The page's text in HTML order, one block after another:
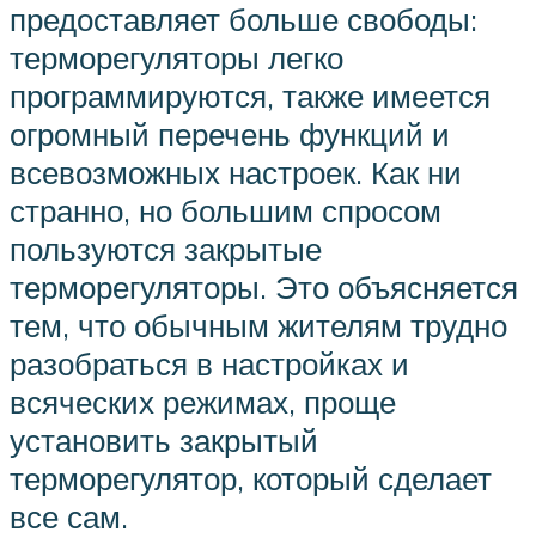
предоставляет больше свободы:
терморегуляторы легко
программируются, также имеется
огромный перечень функций и
всевозможных настроек. Как ни
странно, но большим спросом
пользуются закрытые
терморегуляторы. Это объясняется
тем, что обычным жителям трудно
разобраться в настройках и
всяческих режимах, проще
установить закрытый
терморегулятор, который сделает
все сам.